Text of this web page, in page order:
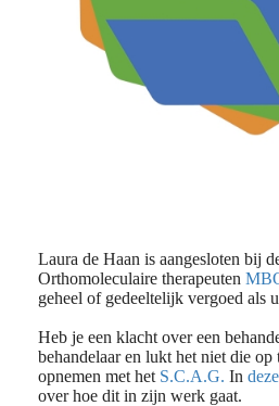
Laura de Haan is aangesloten bij
Orthomoleculaire therapeuten
geheel of gedeeltelijk vergoed als
Heb je een klacht over een
behandelaar en lukt het niet die
opnemen met het S.C.A.G. In
over hoe dit in zijn werk gaat.